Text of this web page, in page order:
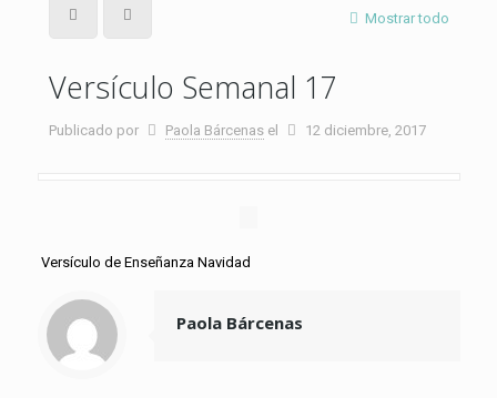
Mostrar todo
Versículo Semanal 17
Publicado por Paola Bárcenas el 12 diciembre, 2017
Versículo de Enseñanza Navidad
Paola Bárcenas